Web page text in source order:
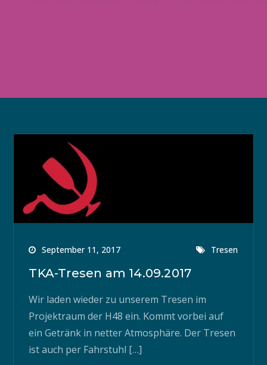
September 11, 2017 Tresen
TKA-Tresen am 14.09.2017
Wir laden wieder zu unserem Tresen im
Projektraum der H48 ein. Kommt vorbei auf
ein Getränk in netter Atmosphäre. Der Tresen
ist auch per Fahrstuhl […]